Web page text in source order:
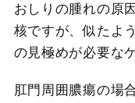
おしりの腫れの原
核ですが、似たよ
の見極めが必要な
肛門周囲膿瘍の場